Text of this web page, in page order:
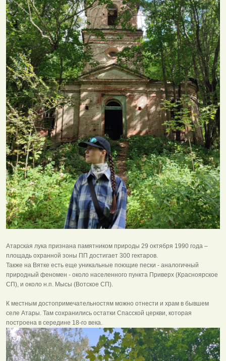
Атарская лука признана памятником природы 29 октября 1990 года –
площадь охранной зоны ПП достигает 300 гектаров.
Также на Вятке есть еще уникальные поющие пески - аналогичный
природный феномен - около населенного пункта Приверх (Красноярское
СП), и около н.п. Мысы (Вотское СП).
К местным достопримечательностям можно отнести и храм в бывшем
селе Атары. Там сохранились остатки Спасской церкви, которая
построена в середине 18-го века.